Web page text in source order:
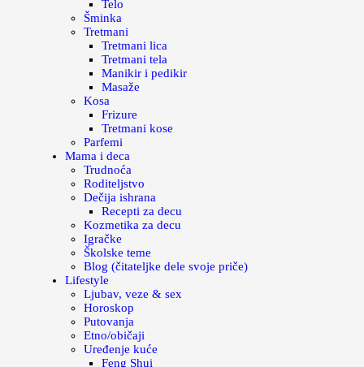
Telo
Šminka
Tretmani
Tretmani lica
Tretmani tela
Manikir i pedikir
Masaže
Kosa
Frizure
Tretmani kose
Parfemi
Mama i deca
Trudnoća
Roditeljstvo
Dečija ishrana
Recepti za decu
Kozmetika za decu
Igračke
Školske teme
Blog (čitateljke dele svoje priče)
Lifestyle
Ljubav, veze & sex
Horoskop
Putovanja
Etno/običaji
Uređenje kuće
Feng Shui